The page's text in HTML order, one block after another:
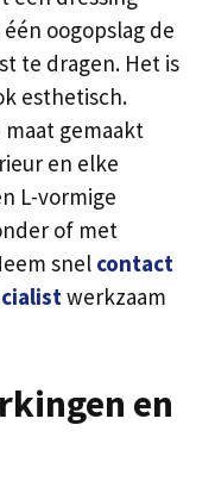
oogopslag de
te dragen. Het is
esthetisch.
gemaakt
en elke
L-vormige
of met
snel contact
werkzaam
en